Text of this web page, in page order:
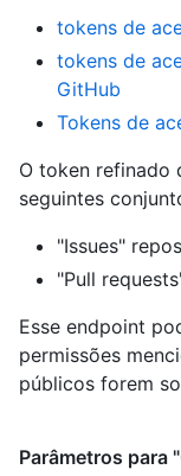
tokens de
tokens de
GitHub
Tokens de
O token refinado
seguintes
"Issues"
"Pull
Esse endpoint
permissões
públicos forem
Parâmetros para